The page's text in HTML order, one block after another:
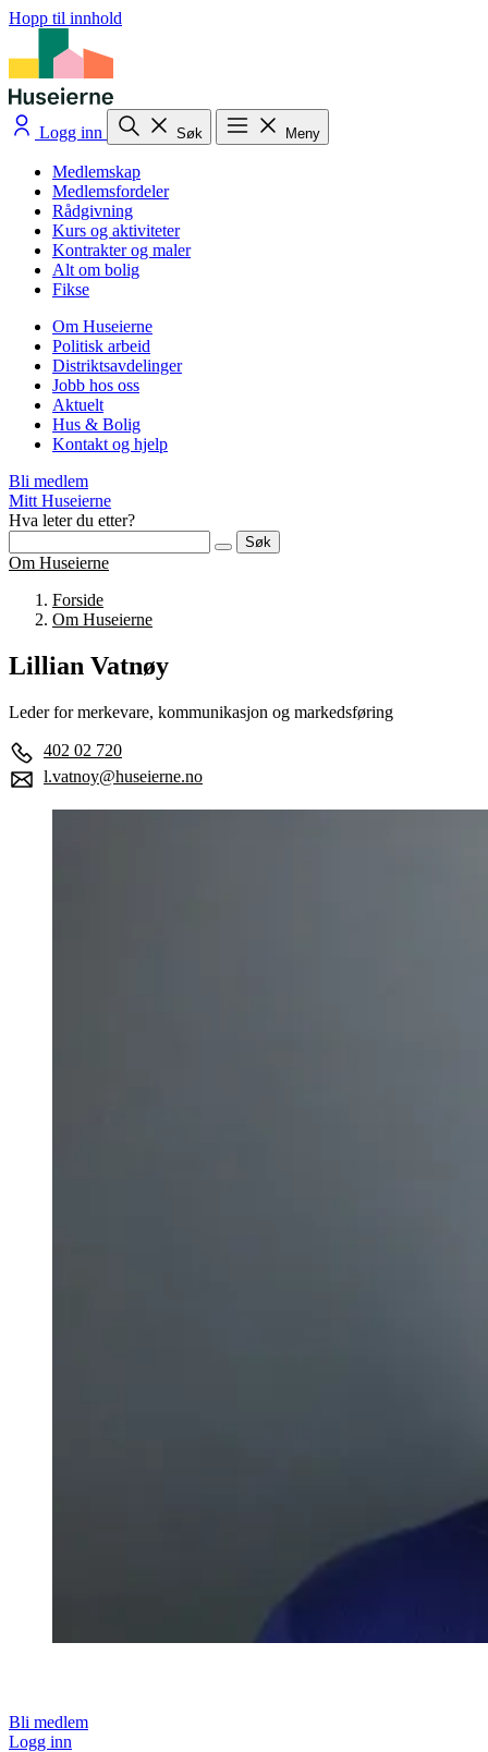
Hopp til innhold
Logg inn Søk Meny
Medlemskap
Medlemsfordeler
Rådgivning
Kurs og aktiviteter
Kontrakter og maler
Alt om bolig
Fikse
Om Huseierne
Politisk arbeid
Distriktsavdelinger
Jobb hos oss
Aktuelt
Hus & Bolig
Kontakt og hjelp
Bli medlem
Mitt Huseierne
Hva leter du etter?
Søk
Om Huseierne
Forside
Om Huseierne
Lillian Vatnøy
Leder for merkevare, kommunikasjon og markedsføring
402 02 720
l.vatnoy@huseierne.no
Bli medlem
Logg inn